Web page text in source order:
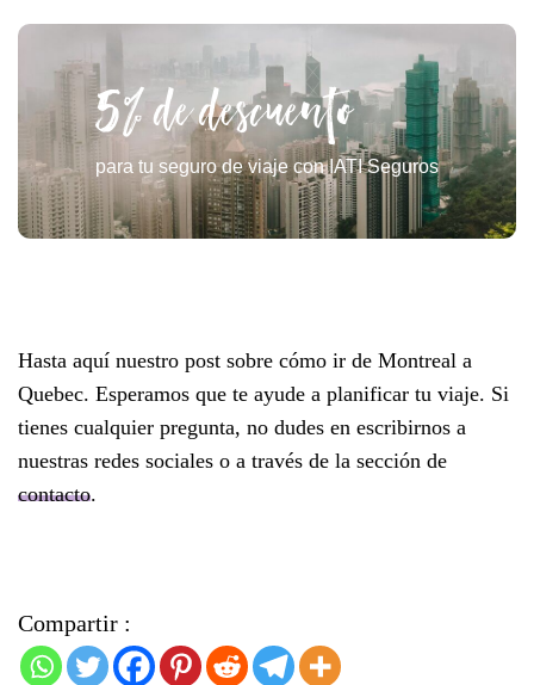
5% de descuento
para tu seguro de viaje con IATI Seguros
Hasta aquí nuestro post sobre cómo ir de Montreal a
Quebec. Esperamos que te ayude a planificar tu viaje. Si
tienes cualquier pregunta, no dudes en escribirnos a
nuestras redes sociales o a través de la sección de
contacto.
Compartir :